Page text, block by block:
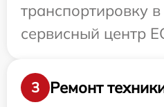
транспортировку
сервисный центр
3
Ремонт